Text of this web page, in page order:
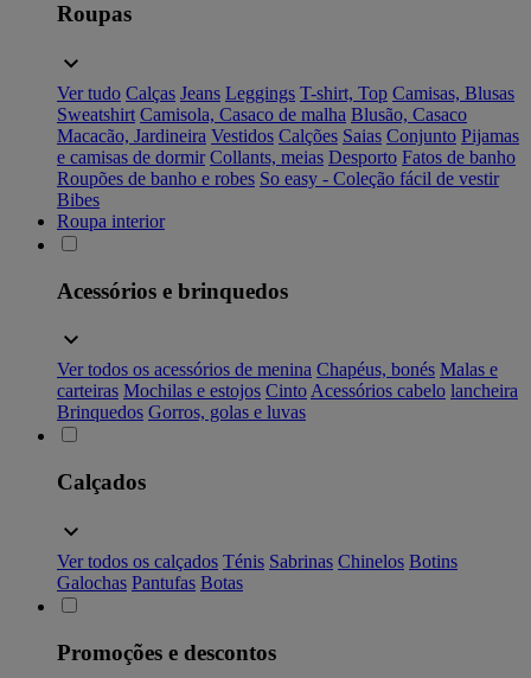
Roupas
Ver tudo Calças Jeans Leggings T-shirt, Top Camisas, Blusas
Sweatshirt Camisola, Casaco de malha Blusão, Casaco
Macacão, Jardineira Vestidos Calções Saias Conjunto Pijamas
e camisas de dormir Collants, meias Desporto Fatos de banho
Roupões de banho e robes So easy - Coleção fácil de vestir
Bibes
Roupa interior
Acessórios e brinquedos
Ver todos os acessórios de menina Chapéus, bonés Malas e
carteiras Mochilas e estojos Cinto Acessórios cabelo lancheira
Brinquedos Gorros, golas e luvas
Calçados
Ver todos os calçados Ténis Sabrinas Chinelos Botins
Galochas Pantufas Botas
Promoções e descontos